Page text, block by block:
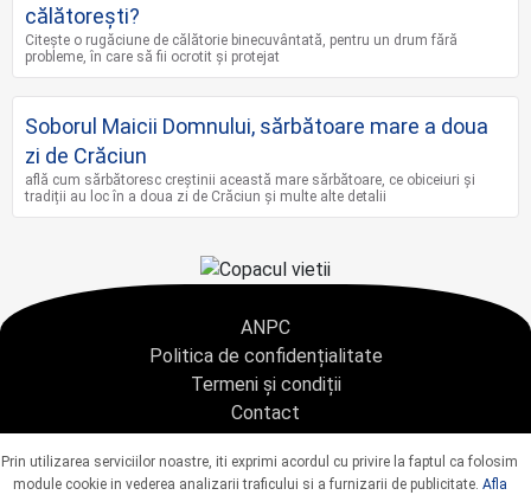
călătorești?
Citește o rugăciune de călătorie binecuvântată, pentru un drum fără
probleme, în care să fii ocrotit și protejat
Soborul Maicii Domnului, sărbătoare mare a doua
zi de Crăciun
află cum sărbătoresc creștinii această mare sărbătoare, ce obiceiuri și
tradiții au loc în a doua zi de Crăciun și multe alte detalii
ANPC
Politica de confidențialitate
Termeni și condiții
Contact
Copyright © 2021 - AGENTIA CONDOLEANTE.RO SRL - toate drepturile rezervate
J40/9967/2020 CUI: 42925428
Prin utilizarea serviciilor noastre, iti exprimi acordul cu privire la faptul ca folosim
module cookie in vederea analizarii traficului si a furnizarii de publicitate. Afla